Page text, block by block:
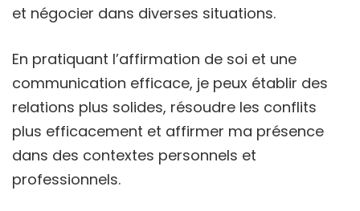
et négocier dans diverses situations.
En pratiquant l’affirmation de soi et une
communication efficace, je peux établir des
relations plus solides, résoudre les conflits
plus efficacement et affirmer ma présence
dans des contextes personnels et
professionnels.